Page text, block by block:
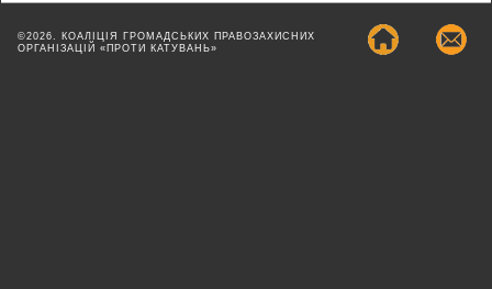
©2026. КОАЛІЦІЯ ГРОМАДСЬКИХ ПРАВОЗАХИСНИХ
ОРГАНІЗАЦІЙ «ПРОТИ КАТУВАНЬ»